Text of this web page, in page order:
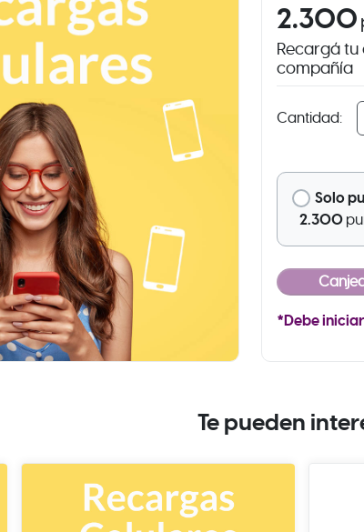
2.300
Recargá
compañía
Cantidad:
Solo
2.300
*Debe
Te pueden